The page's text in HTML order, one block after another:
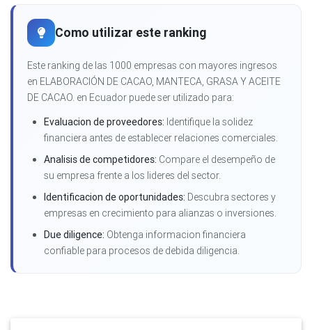
Como utilizar este ranking
Este ranking de las 1000 empresas con mayores ingresos
en ELABORACIÓN DE CACAO, MANTECA, GRASA Y ACEITE
DE CACAO. en Ecuador puede ser utilizado para:
Evaluacion de proveedores: Identifique la solidez
financiera antes de establecer relaciones comerciales.
Analisis de competidores: Compare el desempeño de
su empresa frente a los lideres del sector.
Identificacion de oportunidades: Descubra sectores y
empresas en crecimiento para alianzas o inversiones.
Due diligence: Obtenga informacion financiera
confiable para procesos de debida diligencia.